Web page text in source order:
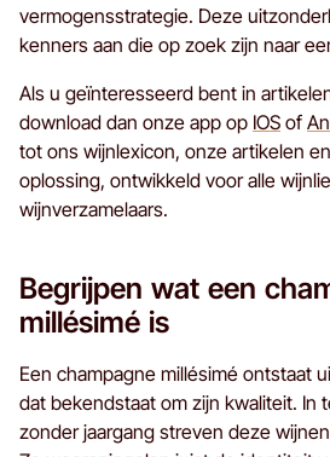
vermogensstrategie. Deze
kenners aan die op zoek zijn naar
Als u geïnteresseerd bent in
download dan onze app op IOS of
tot ons wijnlexicon, onze artikelen
oplossing, ontwikkeld voor alle
wijnverzamelaars.
Begrijpen wat een
millésimé is
Een champagne millésimé ontstaat
dat bekendstaat om zijn kwaliteit. In
zonder jaargang streven deze